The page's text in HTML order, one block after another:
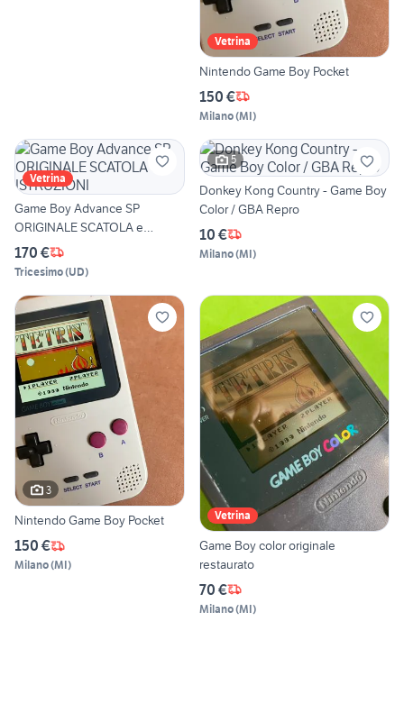
Vetrina
Nintendo Game Boy Pocket
150 €
Milano(MI)
Vetrina
Game Boy Advance SP
ORIGINALE SCATOLA e
ISTRUZIONI
170 €
Tricesimo(UD)
5
Donkey Kong Country - Game Boy
Color / GBA Repro
10 €
Milano(MI)
3
Nintendo Game Boy Pocket
150 €
Milano(MI)
Vetrina
Game Boy color originale
restaurato
70 €
Milano(MI)